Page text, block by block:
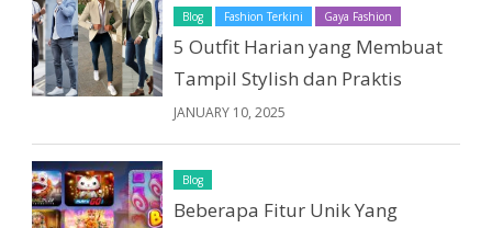
Blog Fashion Terkini Gaya Fashion
5 Outfit Harian yang Membuat
Tampil Stylish dan Praktis
JANUARY 10, 2025
Blog
Beberapa Fitur Unik Yang